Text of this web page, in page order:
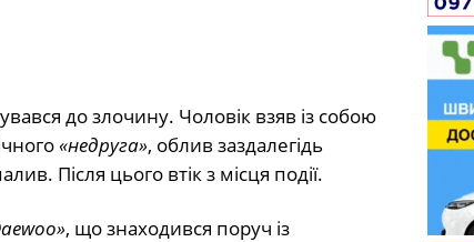
до злочину. Чоловік взяв із собою
«недруга», облив заздалегідь
Після цього втік з місця події.
, що знаходився поруч із